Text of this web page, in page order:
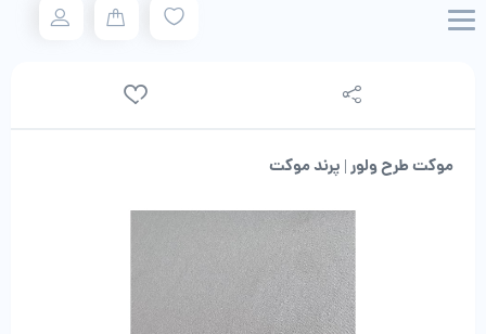
موکت طرح ولور | پرند موکت